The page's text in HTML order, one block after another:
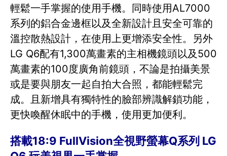
輕鬆一手掌握的使用手機。同時使用AL7000
系列的鋁合金邊框以及全新設計且安全可靠的
溫控散熱設計，在使用上更增添安全性。另外
LG Q6配有1,300萬畫素的主相機鏡頭以及500
萬畫素的100度廣角前鏡頭，不論是拍攝美景
或是要與朋友一起自拍大合照，都能輕鬆完
成。且新增具有獨特性的臉部辨識解鎖功能，
更快喚醒休眠中的手機，使用更加便利。
搭載18:9 FullVision全視野螢幕Q系列 LG